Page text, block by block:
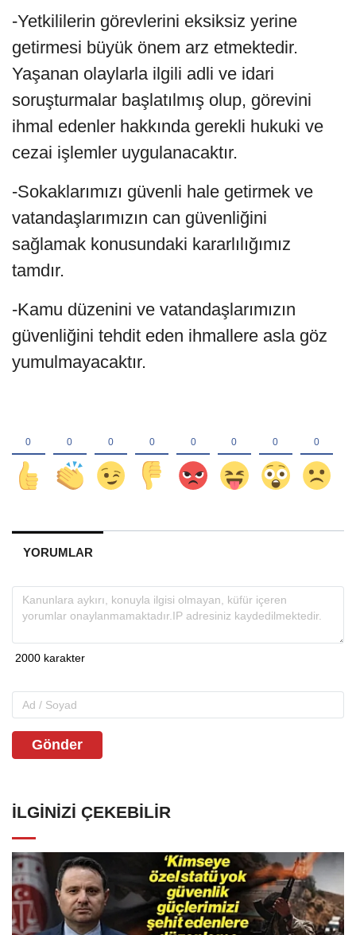
-Yetkililerin görevlerini eksiksiz yerine
getirmesi büyük önem arz etmektedir.
Yaşanan olaylarla ilgili adli ve idari
soruşturmalar başlatılmış olup, görevini
ihmal edenler hakkında gerekli hukuki ve
cezai işlemler uygulanacaktır.
-Sokaklarımızı güvenli hale getirmek ve
vatandaşlarımızın can güvenliğini
sağlamak konusundaki kararlılığımız
tamdır.
-Kamu düzenini ve vatandaşlarımızın
güvenliğini tehdit eden ihmallere asla göz
yumulmayacaktır.
YORUMLAR
Gönder
İLGINIZI ÇEKEBILIR